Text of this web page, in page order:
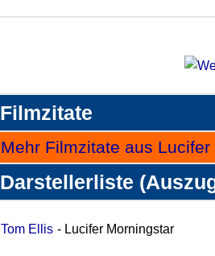
Filmzitate
Mehr Filmzitate aus Lucifer
Darstellerliste
Tom Ellis - Lucifer Morningstar